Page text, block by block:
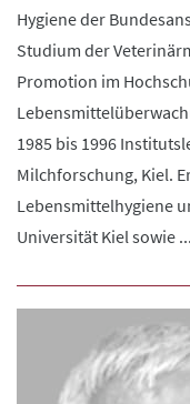
Hygiene der
Studium der
Promotion im
1985 bis 1996
Milchforschung, Kiel.
Lebensmittelhygiene
Universität Kiel sowie ...